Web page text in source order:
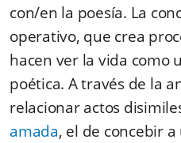
con/en la poesía. La
operativo, que crea
hacen ver la vida como
poética. A través de la
relacionar actos
amada, el de concebir